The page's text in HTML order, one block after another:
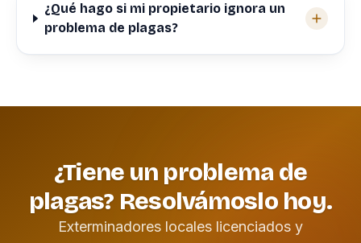
¿Qué hago si mi propietario ignora un
problema de plagas?
¿Tiene un problema de
plagas? Resolvámoslo hoy.
Exterminadores locales licenciados y